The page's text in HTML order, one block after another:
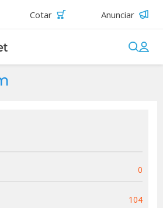
Cotar Anunciar
0
104